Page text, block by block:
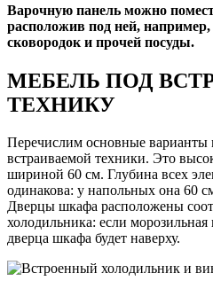
Варочную панель можно
расположив под ней,
сковородок и прочей посуды.
МЕБЕЛЬ ПОД
ТЕХНИКУ
Перечислим основные варианты
встраиваемой техники. Это
шириной 60 см. Глубина всех
одинакова: у напольных она 60
Дверцы шкафа расположены
холодильника: если морозильная
дверца шкафа будет наверху.